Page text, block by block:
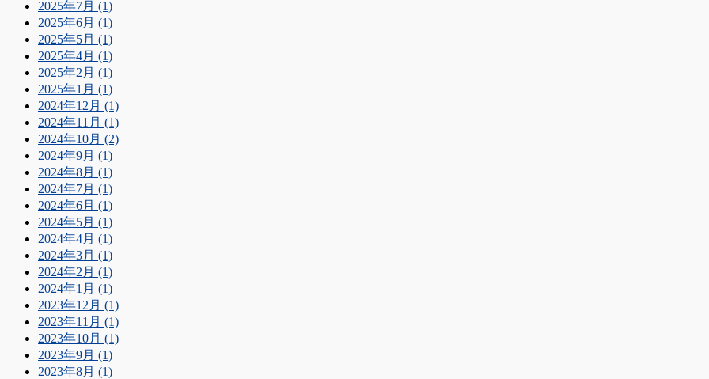
2025年7月 (1)
2025年6月 (1)
2025年5月 (1)
2025年4月 (1)
2025年2月 (1)
2025年1月 (1)
2024年12月 (1)
2024年11月 (1)
2024年10月 (2)
2024年9月 (1)
2024年8月 (1)
2024年7月 (1)
2024年6月 (1)
2024年5月 (1)
2024年4月 (1)
2024年3月 (1)
2024年2月 (1)
2024年1月 (1)
2023年12月 (1)
2023年11月 (1)
2023年10月 (1)
2023年9月 (1)
2023年8月 (1)